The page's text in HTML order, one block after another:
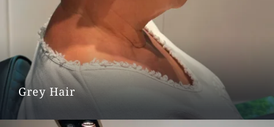
Grey Hair